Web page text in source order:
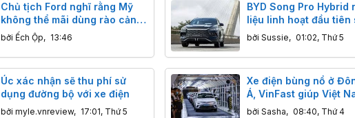
Chủ tịch Ford nghĩ rằng Mỹ
không thể mãi dùng rào cản
chính sách chặn xe Trung
bởi Ếch Ộp, 13:46
BYD Song Pro Hybrid
liệu linh hoạt đầu tiên
xuất tại Brazil
bởi Sussie, 01:02, Thứ 5
Úc xác nhận sẽ thu phí sử
dụng đường bộ với xe điện
bởi myle.vnreview, 17:01, Thứ 5
Xe điện bùng nổ ở
Á, VinFast giúp Việt
kịp Thái Lan
bởi Sasha, 08:40, Thứ 4